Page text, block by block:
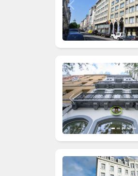
Indietro
Indietro